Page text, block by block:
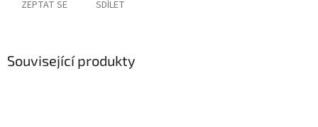
ZEPTAT SE SDÍLET
Související produkty